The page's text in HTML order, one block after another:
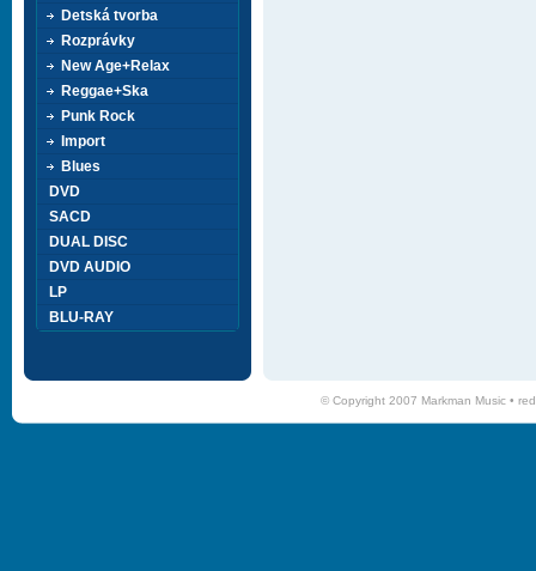
Detská tvorba
Rozprávky
New Age+Relax
Reggae+Ska
Punk Rock
Import
Blues
DVD
SACD
DUAL DISC
DVD AUDIO
LP
BLU-RAY
© Copyright 2007 Markman Music •